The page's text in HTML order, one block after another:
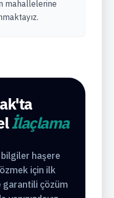
mahallelerine
İlaçlama
haşere
için ilk
garantili çözüm